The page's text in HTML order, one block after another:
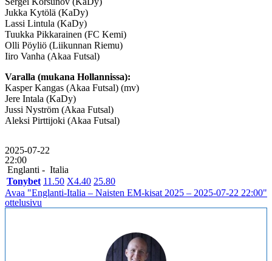
Jukka Kytölä (KaDy)
Lassi Lintula (KaDy)
Tuukka Pikkarainen (FC Kemi)
Olli Pöyliö (Liikunnan Riemu)
Iiro Vanha (Akaa Futsal)
Varalla (mukana Hollannissa):
Kasper Kangas (Akaa Futsal) (mv)
Jere Intala (KaDy)
Jussi Nyström (Akaa Futsal)
Aleksi Pirttijoki (Akaa Futsal)
2025-07-22
22:00
Englanti - Italia
Tonybet 11.50 X4.40 25.80
Avaa "Englanti-Italia – Naisten EM-kisat 2025 – 2025-07-22 22:00"
ottelusivu